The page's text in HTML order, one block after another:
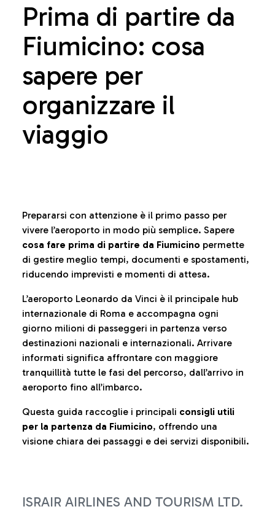
Prima di partire da
Fiumicino: cosa
sapere per
organizzare il
viaggio
Prepararsi con attenzione è il primo passo per
vivere l’aeroporto in modo più semplice. Sapere
cosa fare prima di partire da Fiumicino permette
di gestire meglio tempi, documenti e spostamenti,
riducendo imprevisti e momenti di attesa.
L’aeroporto Leonardo da Vinci è il principale hub
internazionale di Roma e accompagna ogni
giorno milioni di passeggeri in partenza verso
destinazioni nazionali e internazionali. Arrivare
informati significa affrontare con maggiore
tranquillità tutte le fasi del percorso, dall’arrivo in
aeroporto fino all’imbarco.
Questa guida raccoglie i principali consigli utili
per la partenza da Fiumicino, offrendo una
visione chiara dei passaggi e dei servizi disponibili.
ISRAIR AIRLINES AND TOURISM LTD.